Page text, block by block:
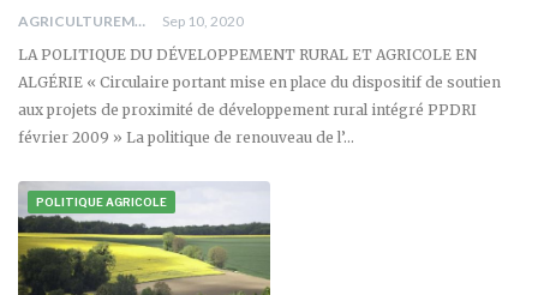
AGRICULTUREMONO
Sep 10, 2020
LA POLITIQUE DU DÉVELOPPEMENT RURAL ET AGRICOLE EN
ALGÉRIE « Circulaire portant mise en place du dispositif de soutien
aux projets de proximité de développement rural intégré PPDRI
février 2009 » La politique de renouveau de l’…
POLITIQUE AGRICOLE